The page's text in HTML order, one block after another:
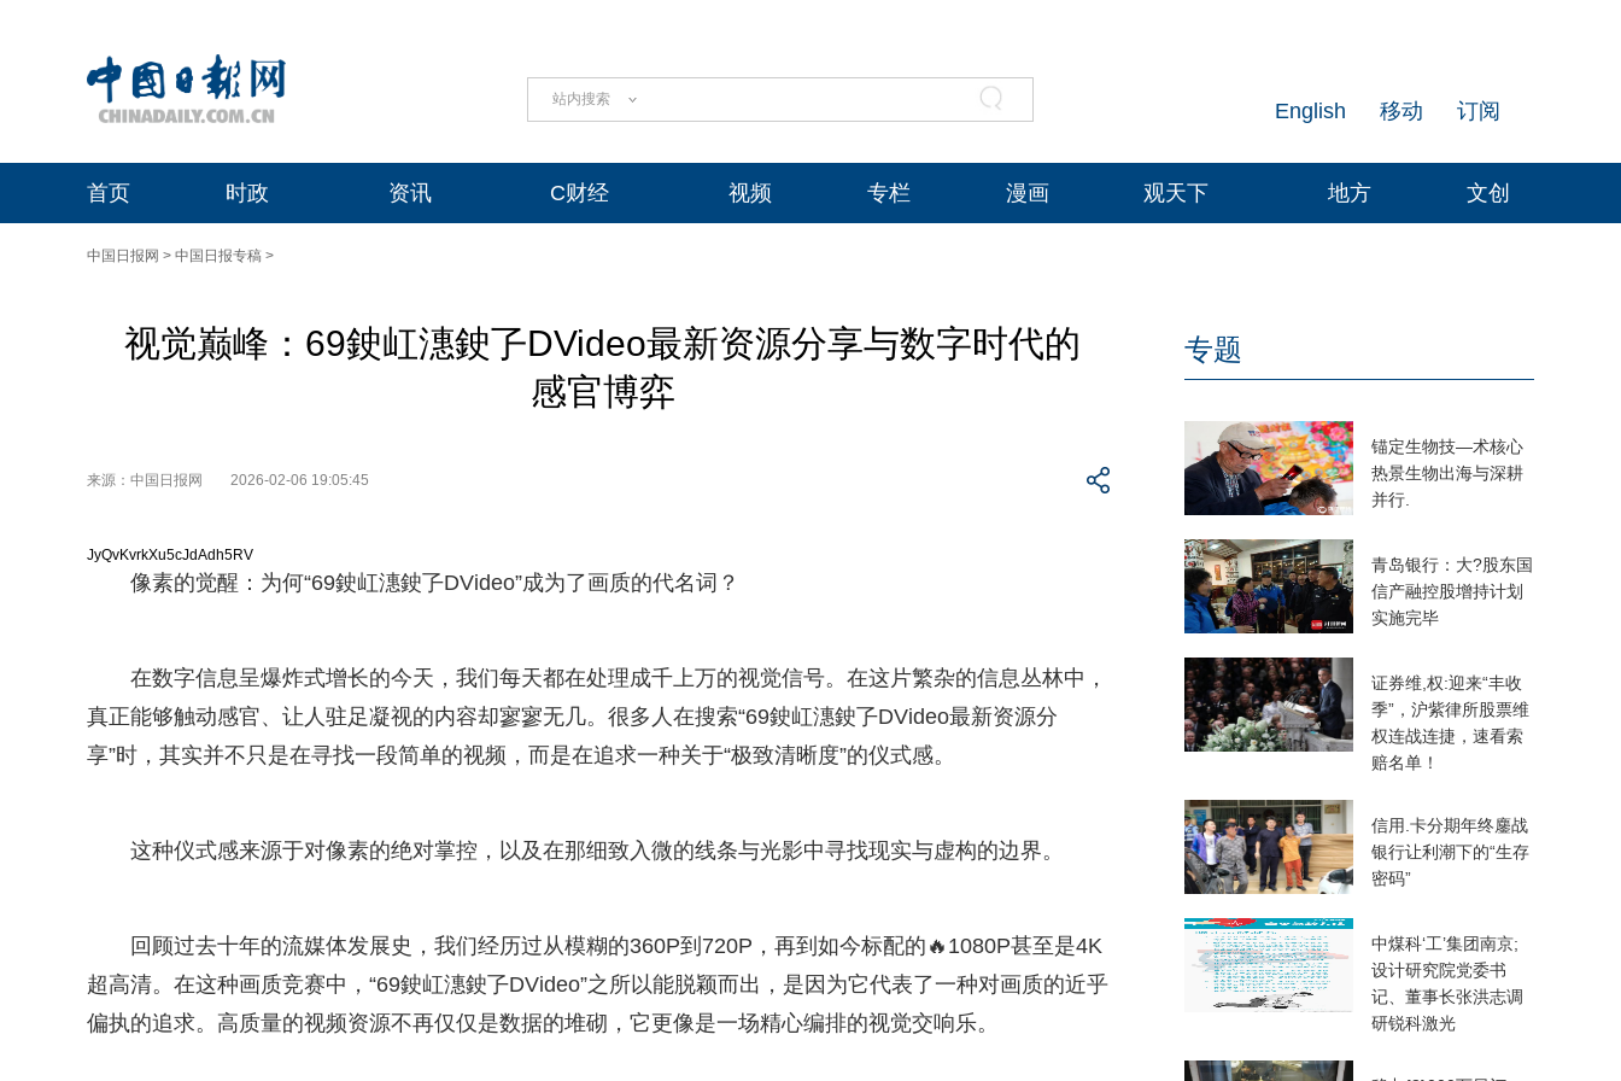
站内搜索 订阅
移动
English
首页 时政 资讯 C财经 视频 专栏 漫画 观天下 地方 文创
中国日报网 > 中国日报专稿 >
视觉巅峰：69鉂屸潓鉂孒DVideo最新资源分享与数字时代的
感官博弈
来源：中国日报网 2026-02-06 19:05:45
JyQvKvrkXu5cJdAdh5RV
像素的觉醒：为何“69鉂屸潓鉂孒DVideo”成为了画质的代名词？
在数字信息呈爆炸式增长的今天，我们每天都在处理成千上万的视觉信号。在这片繁杂的信息丛林中，
真正能够触动感官、让人驻足凝视的内容却寥寥无几。很多人在搜索“69鉂屸潓鉂孒DVideo最新资源分
享”时，其实并不只是在寻找一段简单的视频，而是在追求一种关于“极致清晰度”的仪式感。
这种仪式感来源于对像素的绝对掌控，以及在那细致入微的线条与光影中寻找现实与虚构的边界。
回顾过去十年的流媒体发展史，我们经历过从模糊的360P到720P，再到如今标配的🔥1080P甚至是4K
超高清。在这种画质竞赛中，“69鉂屸潓鉂孒DVideo”之所以能脱颖而出，是因为它代表了一种对画质的近乎
偏执的追求。高质量的视频资源不再仅仅是数据的堆砌，它更像是一场精心编排的视觉交响乐。
专题
锚定生物技—术核心
热景生物出海与深耕
并行.
青岛银行：大?股东国
信产融控股增持计划
实施完毕
证券维,权:迎来“丰收
季”，沪紫律所股票维
权连战连捷，速看索
赔名单！
信用.卡分期年终鏖战
银行让利潮下的“生存
密码”
中煤科‘工’集团南京;
设计研究院党委书
记、董事长张洪志调
研锐科激光